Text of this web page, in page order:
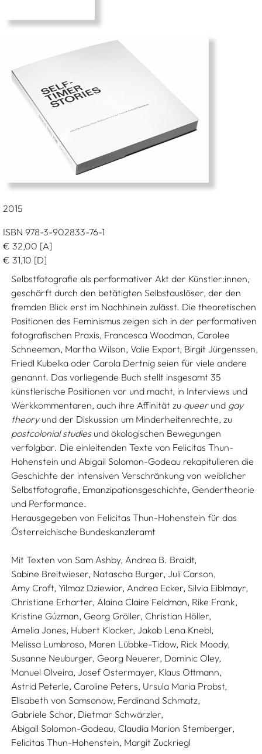
2015
ISBN 978-3-902833-76-1
€ 32,00 [A]
€ 31,10 [D]
Selbstfotografie als performativer Akt der Künstler:innen,
geschärft durch den betätigten Selbstauslöser, der den
fremden Blick erst im Nachhinein zulässt. Die theoretischen
Positionen des Feminismus zeigen sich in der performativen
fotografischen Praxis, Francesca Woodman, Carolee
Schneeman, Martha Wilson, Valie Export, Birgit Jürgenssen,
Friedl Kubelka oder Carola Dertnig seien für viele andere
genannt. Das vorliegende Buch stellt insgesamt 35
künstlerische Positionen vor und macht, in Interviews und
Werkkommentaren, auch ihre Affinität zu queerund gay
theoryund der Diskussion um Minderheitenrechte, zu
postcolonial studiesund ökologischen Bewegungen
verfolgbar. Die einleitenden Texte von Felicitas Thun-
Hohenstein und Abigail Solomon-Godeau rekapitulieren die
Geschichte der intensiven Verschränkung von weiblicher
Selbstfotografie, Emanzipationsgeschichte, Gendertheorie
und Performance.
Herausgegeben von Felicitas Thun-Hohenstein für das
Österreichische Bundeskanzleramt
Mit Texten von Sam Ashby, Andrea B. Braidt,
Sabine Breitwieser, Natascha Burger, Juli Carson,
Amy Croft, Yilmaz Dziewior, Andrea Ecker, Silvia Eiblmayr,
Christiane Erharter, Alaina Claire Feldman, Rike Frank,
Kristine Gúzman, Georg Gröller, Christian Höller,
Amelia Jones, Hubert Klocker, Jakob Lena Knebl,
Melissa Lumbroso, Maren Lübbke-Tidow, Rick Moody,
Susanne Neuburger, Georg Neuerer, Dominic Oley,
Manuel Olveira, Josef Ostermayer, Klaus Ottmann,
Astrid Peterle, Caroline Peters, Ursula Maria Probst,
Elisabeth von Samsonow, Ferdinand Schmatz,
Gabriele Schor, Dietmar Schwärzler,
Abigail Solomon-Godeau, Claudia Marion Stemberger,
Felicitas Thun-Hohenstein, Margit Zuckriegl